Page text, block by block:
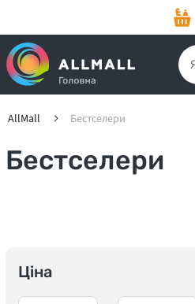
AllMall Бестселери
Бестселери
Ціна